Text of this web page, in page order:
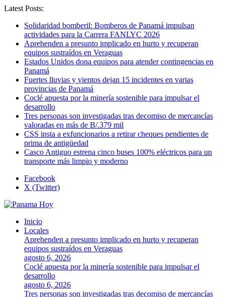
Latest Posts:
Solidaridad bomberil: Bomberos de Panamá impulsan
actividades para la Carrera FANLYC 2026
Aprehenden a presunto implicado en hurto y recuperan
equipos sustraídos en Veraguas
Estados Unidos dona equipos para atender contingencias en
Panamá
Fuertes lluvias y vientos dejan 15 incidentes en varias
provincias de Panamá
Coclé apuesta por la minería sostenible para impulsar el
desarrollo
Tres personas son investigadas tras decomiso de mercancías
valoradas en más de B/.379 mil
CSS insta a exfuncionarios a retirar cheques pendientes de
prima de antigüedad
Casco Antiguo estrena cinco buses 100% eléctricos para un
transporte más limpio y moderno
Facebook
X (Twitter)
Inicio
Locales
Aprehenden a presunto implicado en hurto y recuperan
equipos sustraídos en Veraguas
agosto 6, 2026
Coclé apuesta por la minería sostenible para impulsar el
desarrollo
agosto 6, 2026
Tres personas son investigadas tras decomiso de mercancías